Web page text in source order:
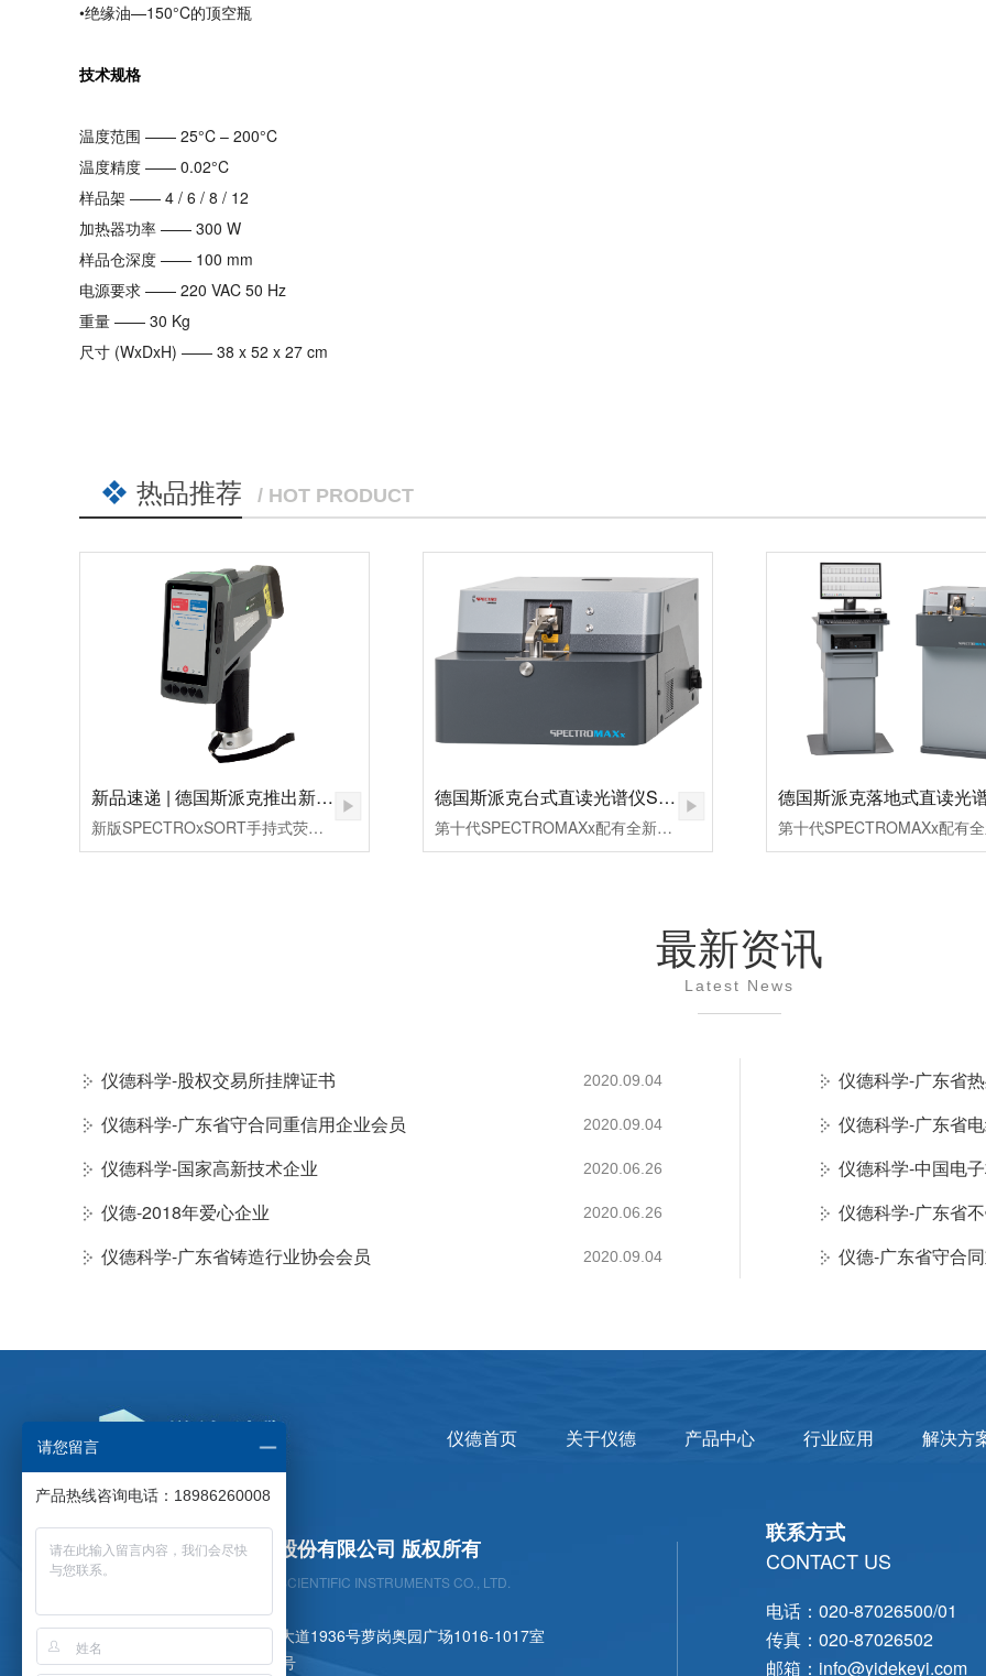
•绝缘油—150°C的顶空瓶
技术规格
温度范围 —— 25°C – 200°C
温度精度 —— 0.02°C
样品架 —— 4 / 6 / 8 / 12
加热器功率 —— 300 W
样品仓深度 —— 100 mm
电源要求 —— 220 VAC 50 Hz
重量 —— 30 Kg
尺寸 (WxDxH) —— 38 x 52 x 27 cm
热品推荐 / HOT PRODUCT
新品速递 | 德国斯派克推出新一代 SPECTRO xSORT XHH04
新版SPECTROxSORT手持式荧光（ED-XRF）光谱仪是德国斯派克分析仪器公司结合自身对行业应用的透彻领悟和现场金属测量领域的丰富经验，厚积薄发打造的一款创新型便携式荧光光谱分析仪。集一系列实用功能和创新设计为一身，在大幅提高用户的分析速度、保证易用性和操作便利性的同时，保持了德国制造的优异分析性能。
德国斯派克台式直读光谱仪SPECTRO MAXx 电弧/火花OES金属分析仪
第十代SPECTROMAXx配有全新的德国原厂校准曲线，扩展了曲线校准范围和元素选择；优化光源激发参数；提升检测灵敏度(LOD)。
最新资讯
Latest News
仪德科学-股权交易所挂牌证书 2020.09.04
仪德科学-广东省守合同重信用企业会员 2020.09.04
仪德科学-国家高新技术企业 2020.06.26
仪德-2018年爱心企业 2020.06.26
仪德科学-广东省铸造行业协会会员 2020.09.04
仪德科学-广东省
仪德科学-广东省
仪德科学-中国电
仪德科学-广东省
仪德-广东省守合
仪德首页 关于仪德 产品中心 行业应用 解决方
广州仪德精密科学仪器股份有限公司 版权所有
GUANGZHOU YIDE PRECISION SCIENTIFIC INSTRUMENTS CO., LTD.
公司地址：广州市黄埔区开创大道1936号萝岗奥园广场1016-1017室
备 案 号 ：粤ICP备09106369号
联系方式
CONTACT US
电话：020-87026500/01
传真：020-87026502
邮箱：info@yidekeyi.com
请您留言
产品热线咨询电话：18986260008